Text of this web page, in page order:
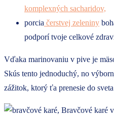
komplexných sacharidov,
porcia čerstvej zeleniny
podporí tvoje celkové
Vďaka marinovaniu v pive je
Skús tento jednoduchý, no
zážitok, ktorý ťa prenesie do